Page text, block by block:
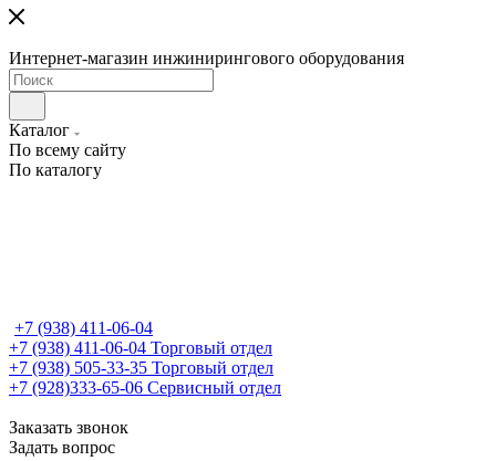
Интернет-магазин инжинирингового оборудования
Каталог
По всему сайту
По каталогу
+7 (938) 411-06-04
+7 (938) 411-06-04 Торговый отдел
+7 (938) 505-33-35 Торговый отдел
+7 (928)333-65-06 Сервисный отдел
Заказать звонок
Задать вопрос